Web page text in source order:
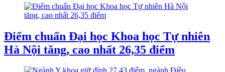
Điểm chuẩn Đại học Khoa học Tự nhiên
Hà Nội tăng, cao nhất 26,35 điểm